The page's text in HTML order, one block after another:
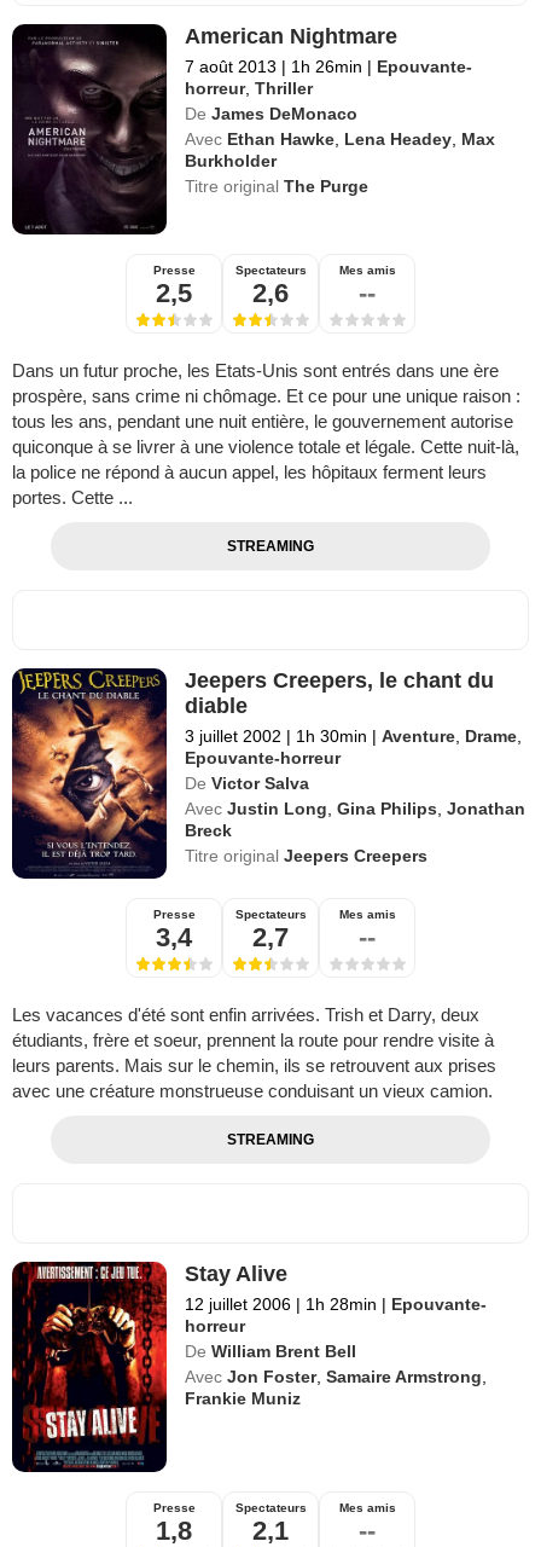
American Nightmare
7 août 2013 | 1h 26min | Epouvante-
horreur,Thriller
De James DeMonaco
Avec Ethan Hawke Lena Headey Max
Burkholder
Titre originalThe Purge
Presse
2,5
Spectateurs
2,6
Mes amis
--
Dans un futur proche, les Etats-Unis sont entrés dans une ère
prospère, sans crime ni chômage. Et ce pour une unique raison :
tous les ans, pendant une nuit entière, le gouvernement autorise
quiconque à se livrer à une violence totale et légale. Cette nuit-là,
la police ne répond à aucun appel, les hôpitaux ferment leurs
portes. Cette ...
STREAMING
Jeepers Creepers, le chant du
diable
3 juillet 2002 | 1h 30min | Aventure Drame
Epouvante-horreur
De Victor Salva
Avec Justin Long ,Gina Philips ,Jonathan
Breck
Titre originalJeepers Creepers
Presse
3,4
Spectateurs
2,7
Mes amis
--
Les vacances d'été sont enfin arrivées. Trish et Darry, deux
étudiants, frère et soeur, prennent la route pour rendre visite à
leurs parents. Mais sur le chemin, ils se retrouvent aux prises
avec une créature monstrueuse conduisant un vieux camion.
STREAMING
Stay Alive
12 juillet 2006 | 1h 28min | Epouvante-
horreur
De William Brent Bell
Avec Jon Foster,Samaire Armstrong
Frankie Muniz
Presse
1,8
Spectateurs
2,1
Mes amis
--